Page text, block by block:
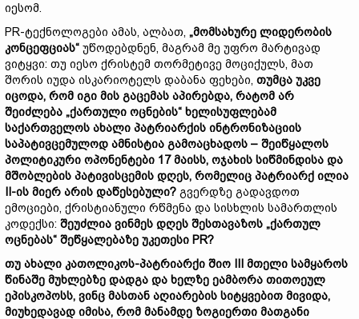
იესომ.
PR-ტექნოლოგები ამას, ალბათ, „მომსახურე ლიდერობის
კონცეფციას“ უწოდებდნენ, მაგრამ მე უფრო მარტივად
ვიტყვი: თუ იესო ქრისტემ თორმეტივე მოციქულს, მათ
შორის იუდა ისკარიოტელს დაბანა ფეხები, თუმცა უკვე
იცოდა, რომ იგი მის გაცემას აპირებდა, რატომ არ
შეიძლება „ქართული ოცნების“ ხელისუფლებამ
საქართველოს ახალი პატრიარქის ინტრონიზაციის
საპატივცემულოდ ამნისტია გამოაცხადოს – შეიწყალოს
პოლიტიკური ოპონენტები 17მაისს, ოჯახის სიწმინდისა და
მშობლების პატივისცემის დღეს, რომელიც პატრიარქ ილია
II-ის მიერ არის დაწესებული? გვერდზე გადავდოთ
ემოციები, ქრისტიანული რწმენა და სისხლის სამართლის
კოდექსი: შეუძლია ვინმეს დღეს შესთავაზოს „ქართულ
ოცნებას“ შეწყალებაზე უკეთესი PR?
თუ ახალი კათოლიკოს-პატრიარქი შიო III მთელი სამყაროს
წინაშე მუხლებზე დადგა და ხელზე ეამბორა თითოეულ
ეპისკოპოსს, ვინც მასთან აღიარების სიტყვებით მივიდა,
მიუხედავად იმისა, რომ მანამდე ზოგიერთი მათგანი